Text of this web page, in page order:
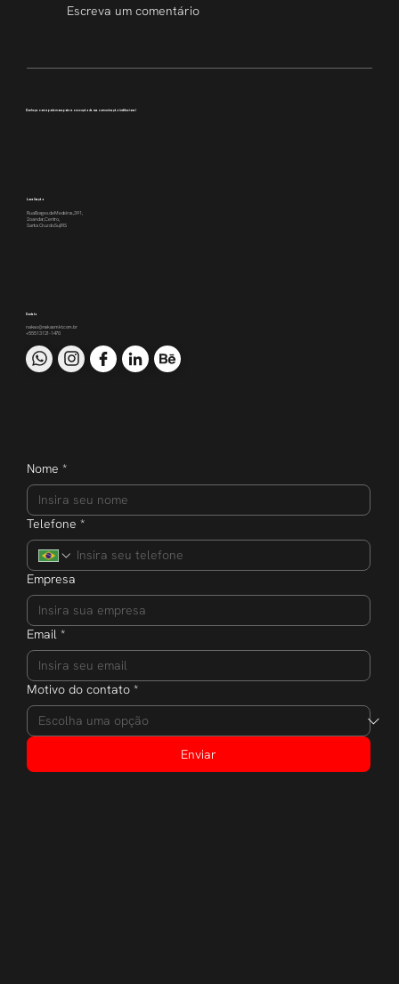
Escreva um comentário
Conheça como podemos apoiar a execução da sua comunicação institucional
Localização
Rua Borges de Medeiros, 391,
2o andar, Centro,
Santa Cruz do Sul/RS
Contato
nakao@nakaomkt.com.br
+55 51 3121-1470
Nome *
Telefone *
Empresa
Email *
Motivo do contato *
Enviar